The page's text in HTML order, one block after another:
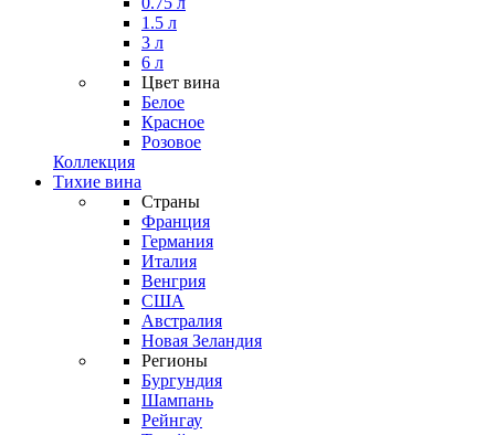
1.5 л
3 л
6 л
Цвет вина
Белое
Красное
Розовое
Коллекция
Тихие вина
Страны
Франция
Германия
Италия
Венгрия
США
Австралия
Новая Зеландия
Регионы
Бургундия
Шампань
Рейнгау